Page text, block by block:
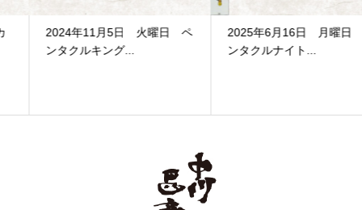
2024年11月5日 火曜日 ペ
ンタクルキング...
2025年6月16日 月曜日 ペ
ンタクルナイト...